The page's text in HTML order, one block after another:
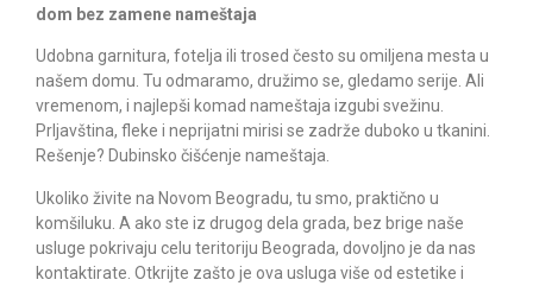
dom bez zamene nameštaja
Udobna garnitura, fotelja ili trosed često su omiljena mesta u
našem domu. Tu odmaramo, družimo se, gledamo serije. Ali
vremenom, i najlepši komad nameštaja izgubi svežinu.
Prljavština, fleke i neprijatni mirisi se zadrže duboko u tkanini.
Rešenje? Dubinsko čišćenje nameštaja.
Ukoliko živite na Novom Beogradu, tu smo, praktično u
komšiluku. A ako ste iz drugog dela grada, bez brige naše
usluge pokrivaju celu teritoriju Beograda, dovoljno je da nas
kontaktirate. Otkrijte zašto je ova usluga više od estetike i